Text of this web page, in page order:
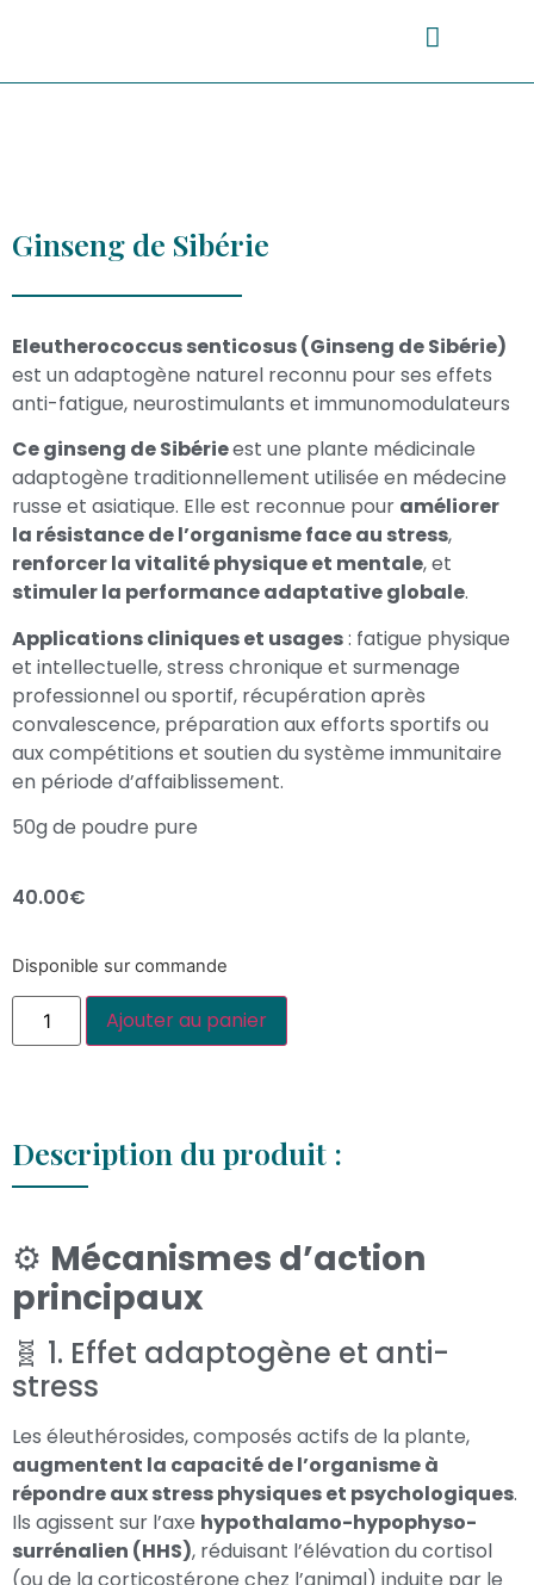
Ginseng de Sibérie
Eleutherococcus senticosus (Ginseng de Sibérie)
est un adaptogène naturel reconnu pour ses effets
anti-fatigue, neurostimulants et immunomodulateurs
Ceginseng de Sibérieest une plante médicinale
adaptogène traditionnellement utilisée en médecine
russe et asiatique. Elle est reconnue pour améliorer
la résistance de l’organisme face au stress,
renforcer la vitalité physique et mentale, et
stimuler la performance adaptative globale.
Applications cliniques et usages: fatigue physique
et intellectuelle, stress chronique et surmenage
professionnel ou sportif, récupération après
convalescence, préparation aux efforts sportifs ou
aux compétitions et soutien du système immunitaire
en période d’affaiblissement.
50g de poudre pure
40.00€
Disponible sur commande
Ajouter au panier
Description du produit :
⚙️ Mécanismes d’action
principaux
🧬 1. Effet adaptogène et anti-
stress
Les éleuthérosides, composés actifs de la plante,
augmentent la capacité de l’organisme à
répondre aux stress physiques et psychologiques.
Ils agissent sur l’axe hypothalamo-hypophyso-
surrénalien (HHS), réduisant l’élévation du cortisol